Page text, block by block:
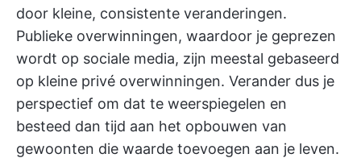
door kleine, consistente veranderingen.
Publieke overwinningen, waardoor je geprezen
wordt op sociale media, zijn meestal gebaseerd
op kleine privé overwinningen. Verander dus je
perspectief om dat te weerspiegelen en
besteed dan tijd aan het opbouwen van
gewoonten die waarde toevoegen aan je leven.